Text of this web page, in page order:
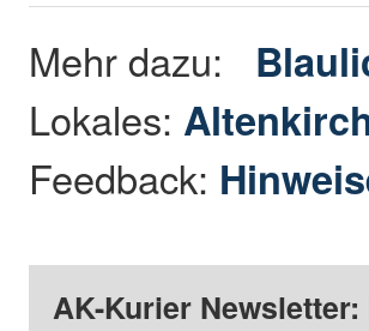
Mehr dazu:
Lokales:
Feedback:
AK-Kurier